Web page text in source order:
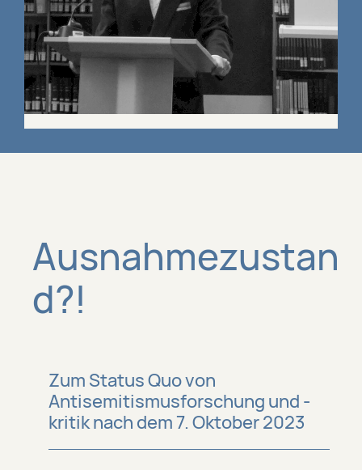
Ausnahmezustan
d?!
Zum Status Quo von
Antisemitismusforschung und -
kritik nach dem 7. Oktober 2023